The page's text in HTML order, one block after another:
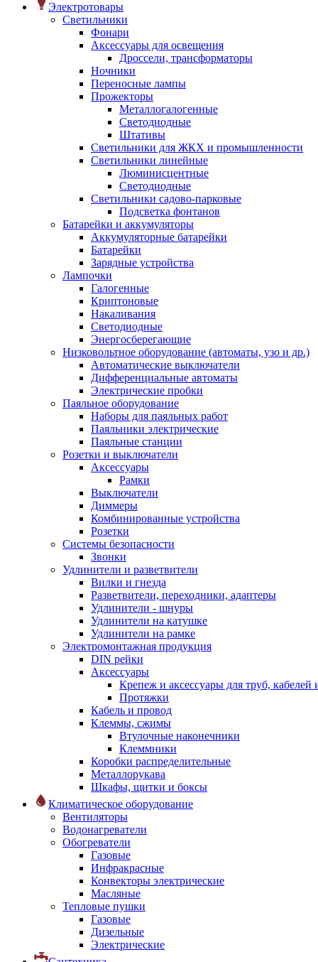
Электротовары
Светильники
Фонари
Аксессуары для освещения
Дроссели, трансформаторы
Ночники
Переносные лампы
Прожекторы
Металлогалогенные
Светодиодные
Штативы
Светильники для ЖКХ и промышленности
Светильники линейные
Люминисцентные
Светодиодные
Светильники садово-парковые
Подсветка фонтанов
Батарейки и аккумуляторы
Аккумуляторные батарейки
Батарейки
Зарядные устройства
Лампочки
Галогенные
Криптоновые
Накаливания
Светодиодные
Энергосберегающие
Низковольтное оборудование (автоматы, узо и др.)
Автоматические выключатели
Дифференциальные автоматы
Электрические пробки
Паяльное оборудование
Наборы для паяльных работ
Паяльники электрические
Паяльные станции
Розетки и выключатели
Аксессуары
Рамки
Выключатели
Диммеры
Комбинированные устройства
Розетки
Системы безопасности
Звонки
Удлинители и разветвители
Вилки и гнезда
Разветвители, переходники, адаптеры
Удлинители - шнуры
Удлинители на катушке
Удлинители на рамке
Электромонтажная продукция
DIN рейки
Аксессуары
Крепеж и аксессуары для труб, кабелей
Протяжки
Кабель и провод
Клеммы, сжимы
Втулочные наконечники
Клеммники
Коробки распределительные
Металлорукава
Шкафы, щитки и боксы
Климатическое оборудование
Вентиляторы
Водонагреватели
Обогреватели
Газовые
Инфракрасные
Конвекторы электрические
Масляные
Тепловые пушки
Газовые
Дизельные
Электрические